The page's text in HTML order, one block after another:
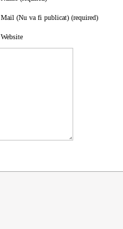
Mail (Nu va fi publicat) (required)
Website